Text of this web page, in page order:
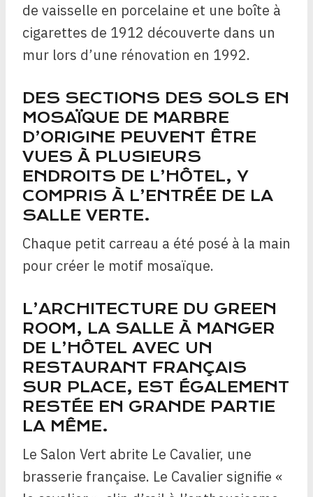
de vaisselle en porcelaine et une boîte à
cigarettes de 1912 découverte dans un
mur lors d’une rénovation en 1992.
DES SECTIONS DES SOLS EN
MOSAÏQUE DE MARBRE
D’ORIGINE PEUVENT ÊTRE
VUES À PLUSIEURS
ENDROITS DE L’HÔTEL, Y
COMPRIS À L’ENTRÉE DE LA
SALLE VERTE.
Chaque petit carreau a été posé à la main
pour créer le motif mosaïque.
L’ARCHITECTURE DU GREEN
ROOM, LA SALLE À MANGER
DE L’HÔTEL AVEC UN
RESTAURANT FRANÇAIS
SUR PLACE, EST ÉGALEMENT
RESTÉE EN GRANDE PARTIE
LA MÊME.
Le Salon Vert abrite Le Cavalier, une
brasserie française. Le Cavalier signifie «